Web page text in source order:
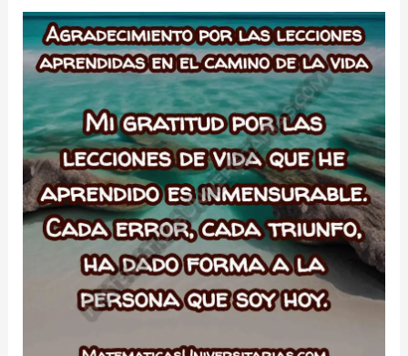
a
los
desconocidos
que
han
cruzado
mi
camino